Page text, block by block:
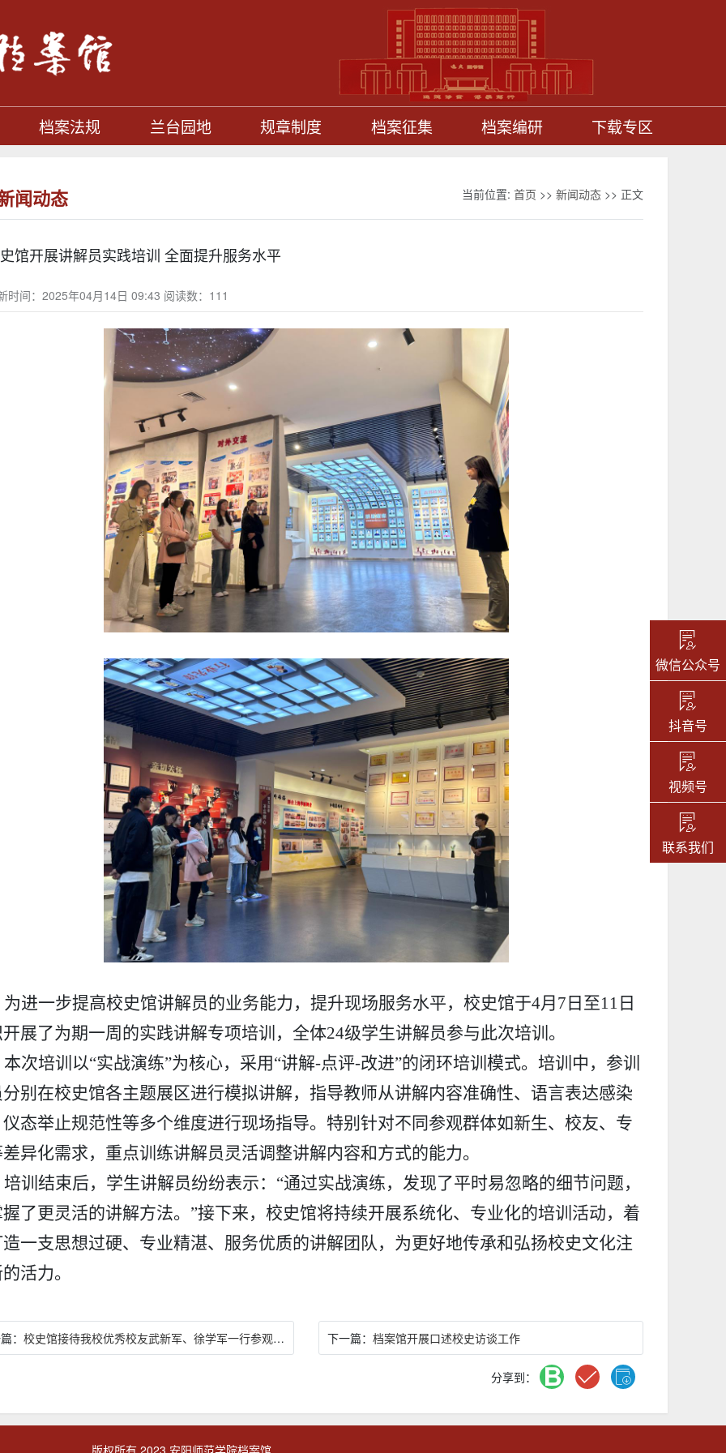
档案法规 兰台园地 规章制度 档案征集 档案编研 下载专区
闻动态 当前位置: 首页 >> 新闻动态 >> 正文
馆开展讲解员实践培训 全面提升服务水平
时间：2025年04月14日 09:43 阅读数： 111
为进一步提高校史馆讲解员的业务能力，提升现场服务水平，校史馆于4月 7 日 至11日
展了为期一周的实践讲解专项培训，全体24级学生讲解员参与此次培训 。
本次培训以“实战演练”为核心， 采用 “讲解-点评-改进”的闭环培训模式。培训中， 参训
别 在校史馆各主题展区进行模拟讲解，指导教师从讲解内容准确性、语言表达感染
态举止规范性等多个维度进行现场指导。 特别 针对不同参观群体如新生、校友、专
异化需求， 重点训练讲解员灵活调整讲解内容和方式的能力。
培训结束后， 学生讲解员纷纷表示： “通过实战演练，发现了平时易忽略的细节问题，
了更灵活的讲解方法。 ”接下来， 校史馆将持续开展系统化、专业化的培训 活动， 着
一支思想过硬、 专业精湛、服务优质的讲解团队，为更好地传承和弘扬校史文化注
活力。
： 校史馆接待我校优秀校友武新军、徐学军一行参观交流 下一篇： 档案馆开展口述校史访谈工作
分享到：
微信公众号
抖音号
视频号
联系我们